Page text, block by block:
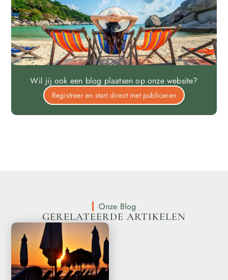
Wil jij ook een blog plaatsen op onze website?
Registreer en start direct met publiceren
Onze Blog
GERELATEERDE ARTIKELEN